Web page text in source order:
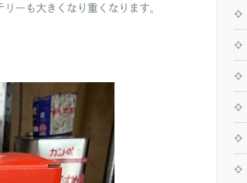
ーも大きくなり重くなります。